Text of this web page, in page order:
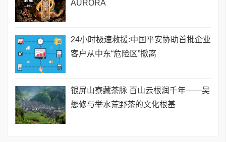
AURORA
24小时极速救援:中国平安协助首批企业
客户从中东“危险区”撤离
银屏山寮藏茶脉 百山云根润千年——吴
懋修与举水荒野茶的文化根基